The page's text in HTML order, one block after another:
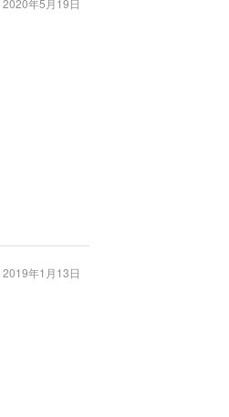
2020年5月19日
2019年1月13日